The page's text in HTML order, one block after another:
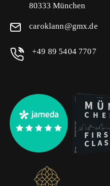
80333 München
caroklann@gmx.de
+49 89 5404 7707